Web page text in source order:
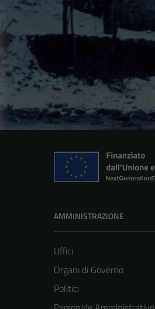
AMMINISTRAZIONE
Uffici
Organi di Governo
Politici